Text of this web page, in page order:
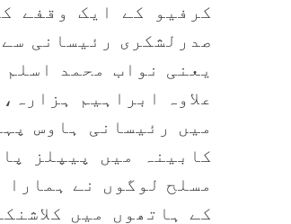
کرفیو کے ایک وقفے
صدرلشکری رئیسانی
یعنی نواب محمد
علاوہ ابراہیم
میں رئیسانی ہاوس
کابینہ میں پیپلز
مسلح لوگوں نے
کے ہاتھوں میں